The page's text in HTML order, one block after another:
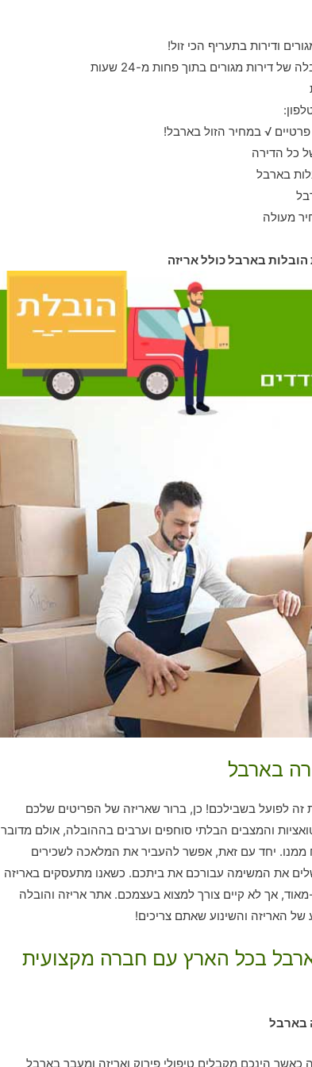
ודירות בתעריף הכי זול!
של דירות מגורים בתוך פחות מ-24 שעות
√ במחיר הזול בארבל!
כל הדירה
בארבל
מעולה
הובלות בארבל כולל אריזה
בארבל
זה לפועל בשבילכם! כן, ברור שאריזה של הפריטים שלכם
והמצבים הבלתי סוחפים וערבים בההובלה, אולם מדובר
ממנו. יחד עם זאת, אפשר להעביר את המלאכה לשכירים
את המשימה עבורכם את ביתכם. כשאנו מתעסקים באריזה
אך לא קיים צורך למצוא בעצמכם. אתר אריזה והובלה
האריזה והשינוע שאתם צריכים!
בכל הארץ עם חברה מקצועית
בארבל
כאשר הינכם מקבלים טיפולי פירוק ואריזה ומעבר בארבל